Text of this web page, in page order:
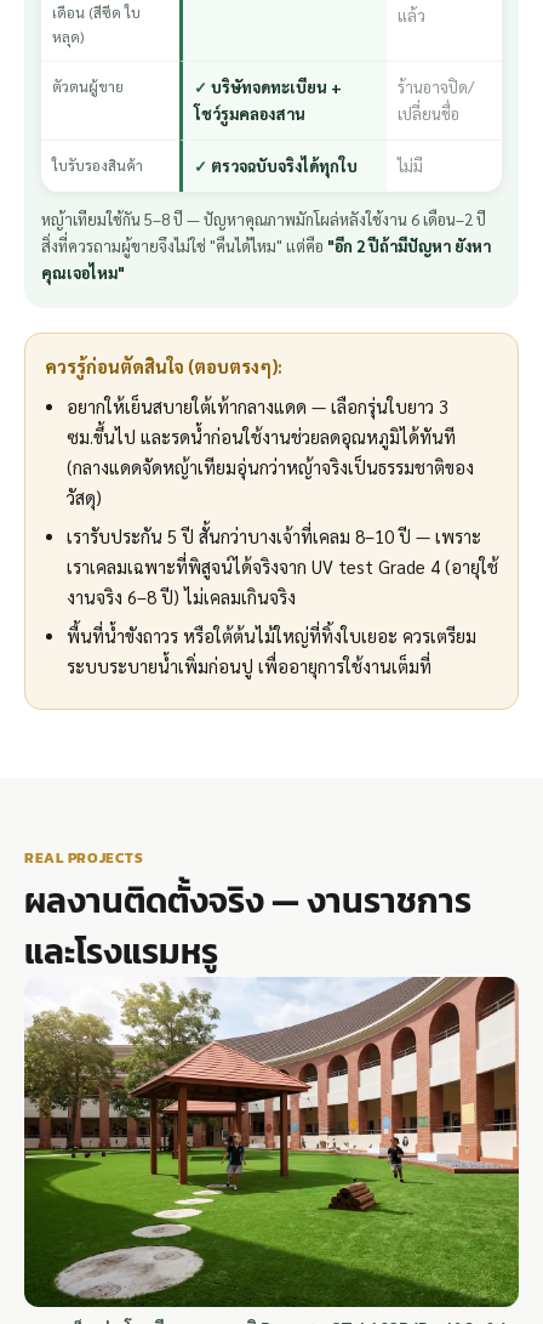
เดือน (สีซีด ใบ
หลุด)
แล้ว
ตัวตนผู้ขาย
บริษัทจดทะเบียน +
โชว์รูมคลองสาน
ร้านอาจปิด/
เปลี่ยนชื่อ
ใบรับรองสินค้า ตรวจฉบับจริงได้ทุกใบ ไม่มี
หญ้าเทียมใช้กัน 5–8 ปี — ปัญหาคุณภาพมักโผล่หลังใช้งาน 6 เดือน–2 ปี
สิ่งที่ควรถามผู้ขายจึงไม่ใช่ "คืนได้ไหม" แต่คือ "อีก 2 ปีถ้ามีปัญหา ยังหา
คุณเจอไหม"
ควรรู้ก่อนตัดสินใจ (ตอบตรงๆ):
อยากให้เย็นสบายใต้เท้ากลางแดด — เลือกรุ่นใบยาว 3
ซม.ขึ้นไป และรดน้ำก่อนใช้งานช่วยลดอุณหภูมิได้ทันที
(กลางแดดจัดหญ้าเทียมอุ่นกว่าหญ้าจริงเป็นธรรมชาติของ
วัสดุ)
เรารับประกัน 5 ปี สั้นกว่าบางเจ้าที่เคลม 8–10 ปี — เพราะ
เราเคลมเฉพาะที่พิสูจน์ได้จริงจาก UV test Grade 4 (อายุใช้
งานจริง 6–8 ปี) ไม่เคลมเกินจริง
พื้นที่น้ำขังถาวร หรือใต้ต้นไม้ใหญ่ที่ทิ้งใบเยอะ ควรเตรียม
ระบบระบายน้ำเพิ่มก่อนปู เพื่ออายุการใช้งานเต็มที่
REAL PROJECTS
ผลงานติดตั้งจริง — งานราชการ
และโรงแรมหรู